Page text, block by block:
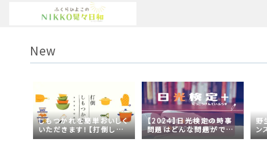
New
しもつかれを簡単おいしく
いただきます！【打倒しも
つかれｓｅａｓｏｎ２】
【2024】日光検定の時事
問題はどんな問題がでる
の？2023年の時事問題は
野
ン
光